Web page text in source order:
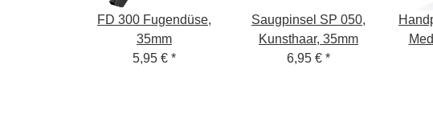
FD 300 Fugendüse,
35mm
5,95 € *
Saugpinsel SP 050,
Kunsthaar, 35mm
6,95 € *
XL,